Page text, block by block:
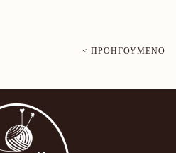
< ΠΡΟΗΓΟΎΜΕΝΟ